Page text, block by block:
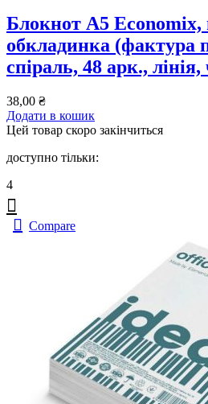
Блокнот А5 Economix,
обкладинка (фактура
спіраль, 48 арк.,
38,00 ₴
Додати в кошик
Цей товар скоро закінчиться
доступно тільки:
4
Compare